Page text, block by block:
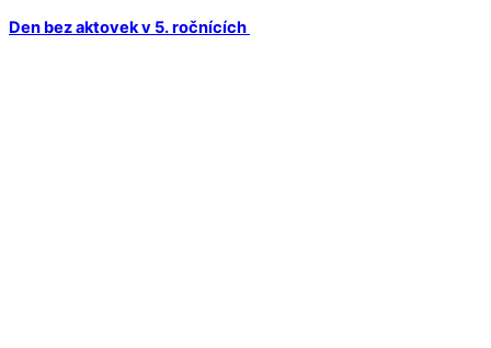
Den bez aktovek v 5. ročnících